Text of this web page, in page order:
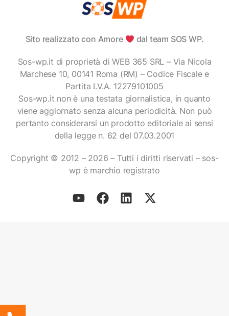
Sito realizzato con Amore dal team SOS WP.
Sos-wp.it di proprietà di WEB 365 SRL – Via Nicola
Marchese 10, 00141 Roma (RM) – Codice Fiscale e
Partita I.V.A. 12279101005
Sos-wp.it non è una testata giornalistica, in quanto
viene aggiornato senza alcuna periodicità. Non può
pertanto considerarsi un prodotto editoriale ai sensi
della legge n. 62 del 07.03.2001
Copyright © 2012 – 2026 – Tutti i diritti riservati – sos-
wp è marchio registrato